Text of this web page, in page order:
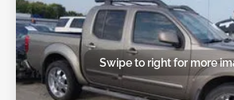
Swipe to right for more